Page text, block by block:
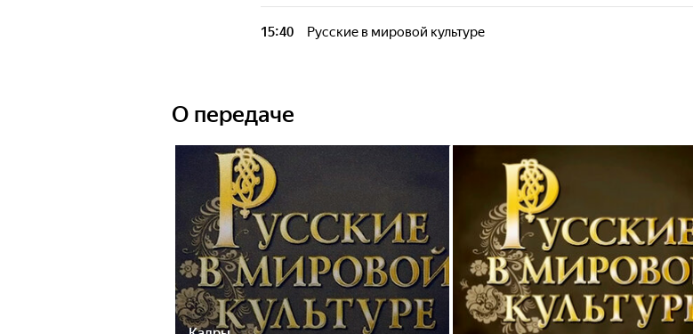
15:40 Русские в мировой культуре
О передаче